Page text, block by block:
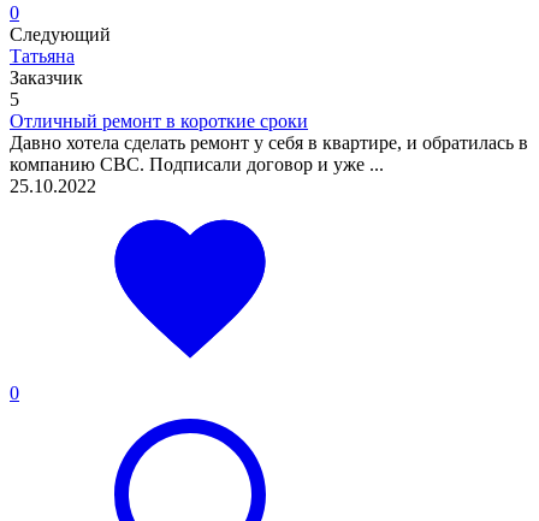
0
Следующий
Татьяна
Заказчик
5
Отличный ремонт в короткие сроки
Давно хотела сделать ремонт у себя в квартире, и обратилась в
компанию СВС. Подписали договор и уже ...
25.10.2022
0